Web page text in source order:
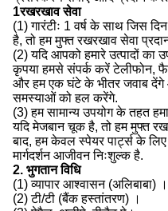
1रखरखाव सेवा
(1) गारंटीः 1 वर्ष के साथ जिस
है, तो हम मुफ्त रखरखाव सेवा
(2) यदि आपको हमारे उत्पादों का
कृपया हमसे संपर्क करें टेलीफोन,
और हम एक घंटे के भीतर जवाब देंगे
समस्याओं को हल करेंगे.
(3) हम सामान्य उपयोग के तहत
यदि मेजबान चूक है, तो हम मुफ्त
बाद, हम केवल स्पेयर पार्ट्स के
मार्गदर्शन आजीवन निःशुल्क है.
2. भुगतान विधि
(1) व्यापार आश्वासन (अलिबाबा) ।
(2) टी/टी (बैंक हस्तांतरण) ।